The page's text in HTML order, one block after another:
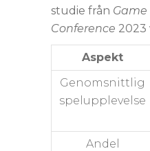
studie från Game
Conference 2023
Aspekt
Genomsnittlig
spelupplevelse
Andel